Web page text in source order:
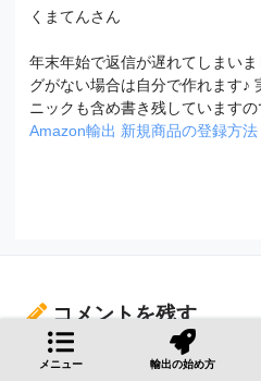
くまてんさん
年末年始で返信が遅れてしまい
グがない場合は自分で作れます♪
ニックも含め書き残しています
Amazon輸出 新規商品の登録方法
コメントを残す
メールアドレスが公開されること
メニュー 輸出の始め方